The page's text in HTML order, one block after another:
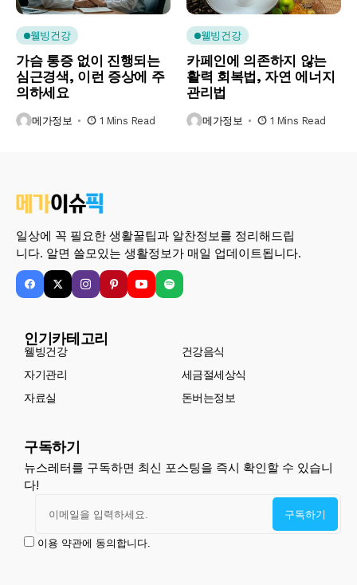
웰빙건강
가슴 통증 없이 진행되는
심근경색, 이런 증상에 주
의하세요
메가정보 1 Mins Read
웰빙건강
카페인에 의존하지 않는
활력 회복법, 자연 에너지
관리법
메가정보 1 Mins Read
일상에 꼭 필요한 생활꿀팁과 알찬정보를 정리해드립
니다. 알면 쓸모있는 생활정보가 매일 업데이트됩니다.
인기카테고리
웰빙건강
건강음식
자기관리
세금절세상식
자료실
돈버는정보
구독하기
뉴스레터를 구독하면 최신 포스팅을 즉시 확인할 수 있습니
다!
이용 약관에 동의합니다.